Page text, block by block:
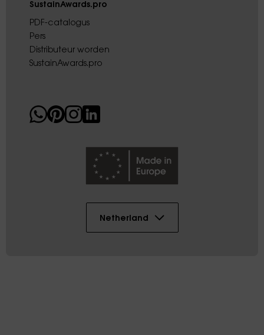
SustainAwards.pro
PDF-catalogus
Pers
Distributeur worden
SustainAwards.pro
Netherland
Copyright © 2026 AK DIGITAL PLASTIC SL